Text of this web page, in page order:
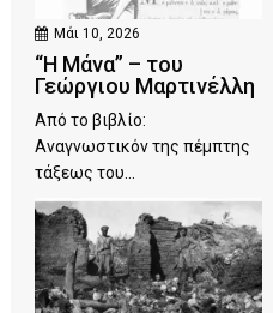
Μάι 10, 2026
“Η Μάνα” – του
Γεώργιου Μαρτινέλλη
Από το βιβλίο:
Αναγνωστικόν της πέμπτης
τάξεως του...